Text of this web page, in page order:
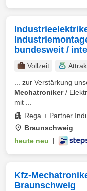
bundesweit /
Vollzeit
... zur Verstärkung
Mechatroniker/
mit ...
Rega + Partner
Braunschweig
heute neu
Kfz-
Braunschweig